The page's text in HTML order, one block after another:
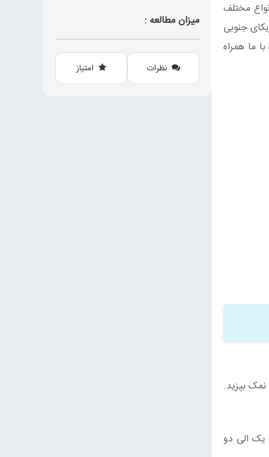
مختلف
جنوبی
ما همراه
کمی نمک بپزید.
یک الی دو
میزان مطالعه :
نظرات امتیاز